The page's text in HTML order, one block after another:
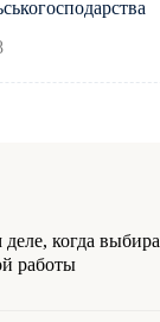
когда
работы